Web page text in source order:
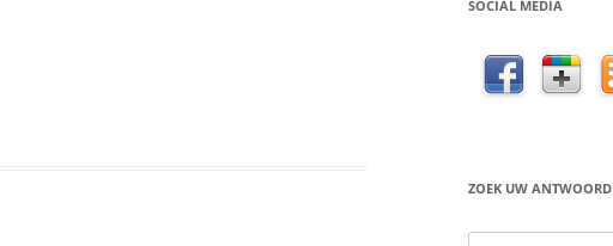
SOCIAL MEDIA
ZOEK UW ANTWOORD